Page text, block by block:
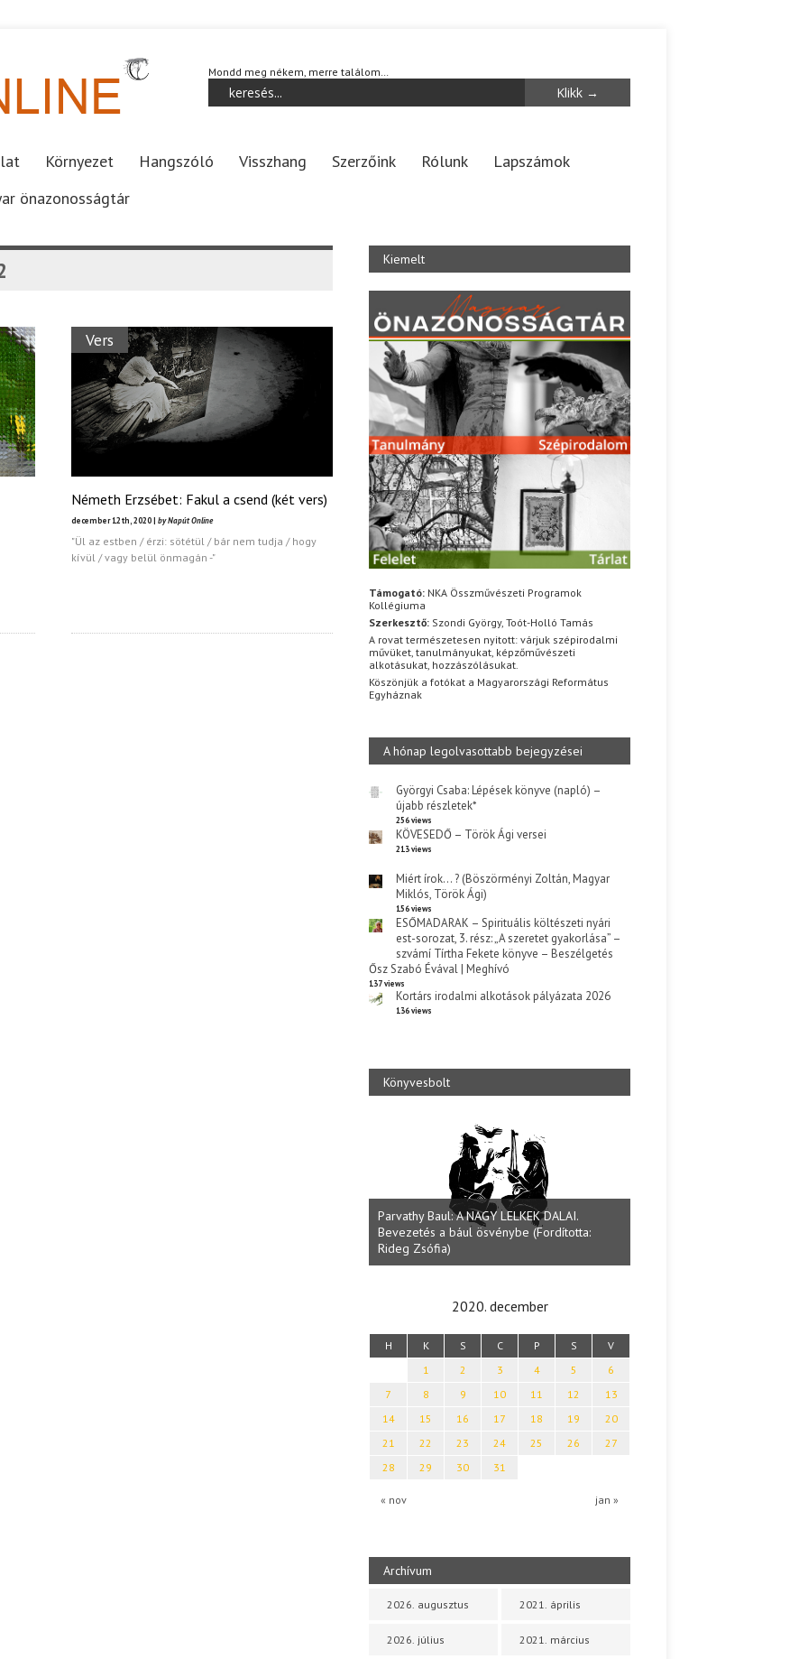
Mondd meg nékem, merre találom…
Környezet Hangszóló Visszhang Szerzőink Rólunk
Lapszámok
önazonosságtár
Vers
Németh Erzsébet: Fakul a csend (két vers)
december 12th, 2020 | by Napút Online
"Ül az estben / érzi: sötétül / bár nem tudja / hogy
kívül / vagy belül önmagán -"
Kiemelt
Támogató: NKA Összművészeti Programok
Kollégiuma
Szerkesztő: Szondi György, Toót-Holló Tamás
A rovat természetesen nyitott: várjuk szépirodalmi
művüket, tanulmányukat, képzőművészeti
alkotásukat, hozzászólásukat.
Köszönjük a fotókat a Magyarországi Református
Egyháznak
A hónap legolvasottabb bejegyzései
Györgyi Csaba: Lépések könyve (napló) –
újabb részletek*
256 views
KÖVESEDŐ – Török Ági versei
213 views
Miért írok… ? (Böszörményi Zoltán, Magyar
Miklós, Török Ági)
156 views
ESŐMADARAK – Spirituális költészeti nyári
est-sorozat, 3. rész: „A szeretet gyakorlása” –
szvámí Tírtha Fekete könyve – Beszélgetés
Ősz Szabó Évával | Meghívó
137 views
Kortárs irodalmi alkotások pályázata 2026
136 views
Könyvesbolt
Halmai Tamás: Megválaszolt érintés. Leveles
Ibolya költői világa
2020. december
H K S C P S V
« nov jan »
1 2 3 4 5
6
7
8 9 10 11 12
13
14
15 16 17 18 19
20
21
22 23 24 25 26
27
28
29 30 31
Archívum
2026. augusztus
2026. július
2021. április
2021. március